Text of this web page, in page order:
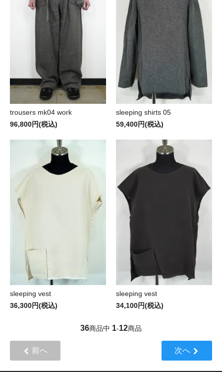
trousers mk04 work
96,800円(税込)
sleeping shirts 05
59,400円(税込)
sleeping vest
36,300円(税込)
sleeping vest
34,100円(税込)
36商品中 1-12商品
前へ 次へ